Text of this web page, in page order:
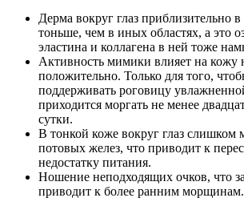
Дерма вокруг глаз приблизительно в
тоньше, чем в иных областях, а это
эластина и коллагена в ней тоже
Активность мимики влияет на кожу
положительно. Только для того,
поддерживать роговицу
приходится моргать не менее
сутки.
В тонкой коже вокруг глаз слишком
потовых желез, что приводит к
недостатку питания.
Ношение неподходящих очков, что
приводит к более ранним морщинам.